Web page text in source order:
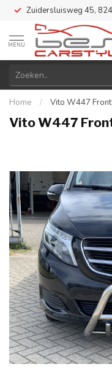
Zuidersluisweg 45,
MENU
Home / Vito W447
Vito W447